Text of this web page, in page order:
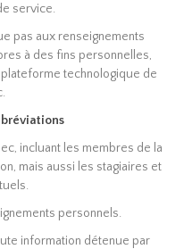
service.
pas aux renseignements
à des fins personnelles,
technologique de
incluant les membres de la
mais aussi les stagiaires et
personnels.
information détenue par